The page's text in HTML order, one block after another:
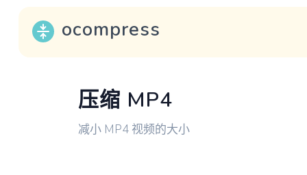
ocompress
压缩 MP4
减小 MP4 视频的大小